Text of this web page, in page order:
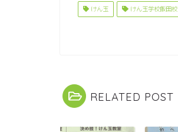
けん玉 けん玉学校飯田校
RELATED POST